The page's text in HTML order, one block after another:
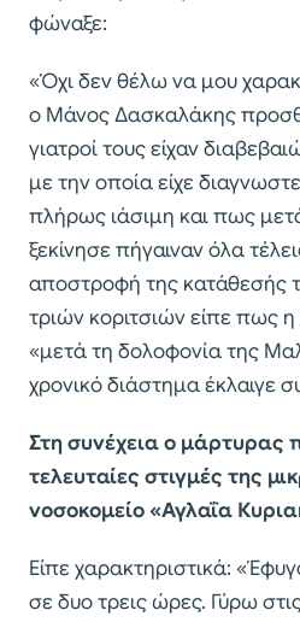
φώναξε:
«Όχι δεν θέλω να μου
ο Μάνος Δασκαλάκης
γιατροί τους είχαν
με την οποία είχε
πλήρως ιάσιμη και πως
ξεκίνησε πήγαιναν όλα
αποστροφή της κατάθεσής
τριών κοριτσιών είπε πως
«μετά τη δολοφονία της
χρονικό διάστημα έκλαιγε
Στη συνέχεια ο μάρτυρας
τελευταίες στιγμές της
νοσοκομείο «Αγλαΐα
Είπε χαρακτηριστικά:
σε δυο τρεις ώρες. Γύρω